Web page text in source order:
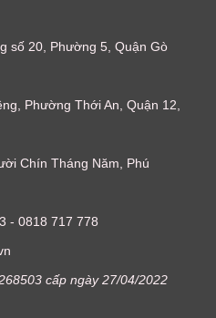
số 20, Phường 5, Quận Gò
Phường Thới An, Quận 12,
Chín Tháng Năm, Phú
- 0818 717 778
cấp ngày 27/04/2022